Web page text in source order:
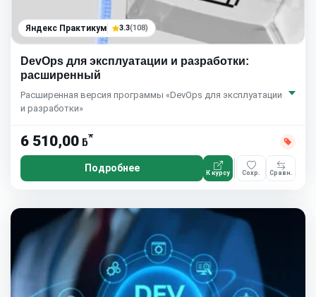
Яндекс Практикум 3.3(108)
DevOps для эксплуатации и разработки:
расширенный
Расширенная версия программы «DevOps для эксплуатации
и разработки»
6 510,00 ƃ*
Подробнее К курсу Сохр. Сравн.